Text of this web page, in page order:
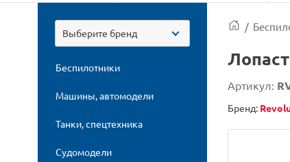
Выберите бренд
Беспилотники
Машины, автомодели
Танки, спецтехника
Судомодели
/
Артикул:
Бренд: